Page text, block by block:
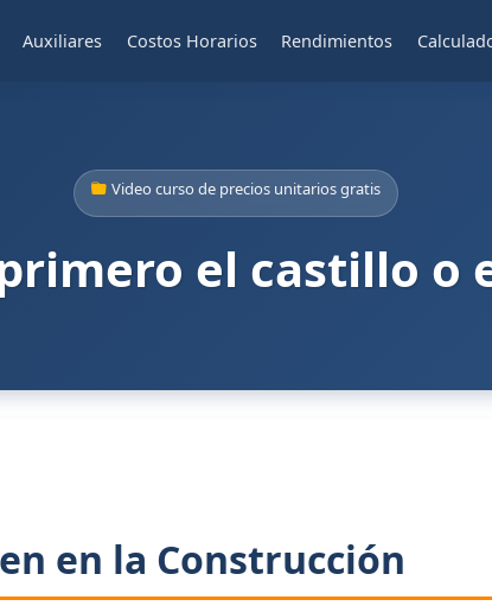
Auxiliares Costos Horarios Rendimientos
Video curso de precios unitarios gratis
el castillo o
en la Construcción